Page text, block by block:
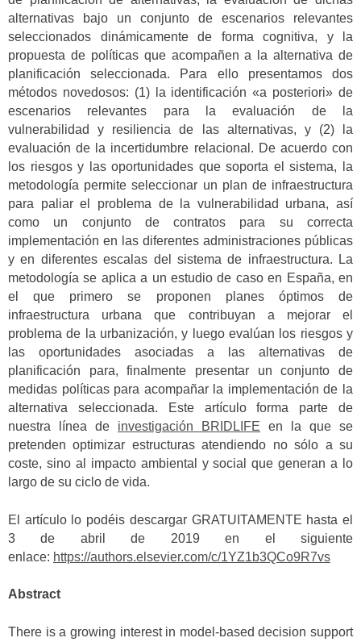
alternativas bajo un conjunto de escenarios relevantes
seleccionados dinámicamente de forma cognitiva, y la
propuesta de políticas que acompañen a la alternativa de
planificación seleccionada. Para ello presentamos dos
métodos novedosos: (1) la identificación «a posteriori» de
escenarios relevantes para la evaluación de la
vulnerabilidad y resiliencia de las alternativas, y (2) la
evaluación de la incertidumbre relacional. De acuerdo con
los riesgos y las oportunidades que soporta el sistema, la
metodología permite seleccionar un plan de infraestructura
para paliar el problema de la vulnerabilidad urbana, así
como un conjunto de contratos para su correcta
implementación en las diferentes administraciones públicas
y en diferentes escalas del sistema de infraestructura. La
metodología se aplica a un estudio de caso en España, en
el que primero se proponen planes óptimos de
infraestructura urbana que contribuyan a mejorar el
problema de la urbanización, y luego evalúan los riesgos y
las oportunidades asociadas a las alternativas de
planificación para, finalmente presentar un conjunto de
medidas políticas para acompañar la implementación de la
alternativa seleccionada. Este artículo forma parte de
nuestra línea de investigación BRIDLIFE en la que se
pretenden optimizar estructuras atendiendo no sólo a su
coste, sino al impacto ambiental y social que generan a lo
largo de su ciclo de vida.
El artículo lo podéis descargar GRATUITAMENTE hasta el
3 de abril de 2019 en el siguiente
enlace: https://authors.elsevier.com/c/1YZ1b3QCo9R7vs
Abstract
There is a growing interest in model-based decision support